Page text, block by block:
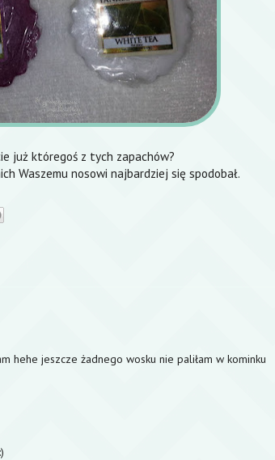
już któregoś z tych zapachów?
Waszemu nosowi najbardziej się spodobał.
hehe jeszcze żadnego wosku nie paliłam w kominku